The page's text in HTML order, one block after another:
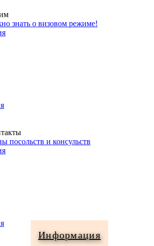
знать о визовом режиме!
посольств и консульств
Информация